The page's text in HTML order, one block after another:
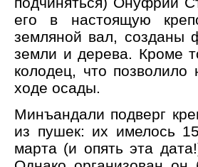
его в настоящую
земляной вал, созданы
земли и дерева. Кроме
колодец, что
ходе осады.
Минъандали подверг
из пушек: их имелось
марта (и опять эта